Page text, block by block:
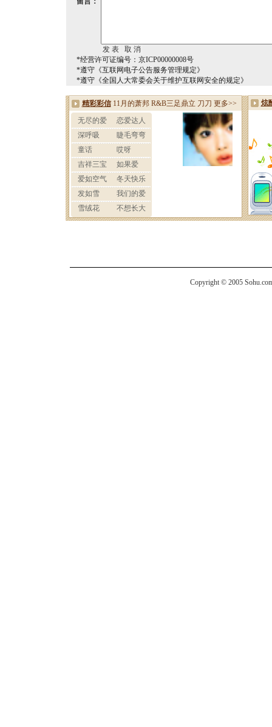
*经营许可证编号：京ICP00000008号
*遵守《互联网电子公告服务管理规定》
*遵守《全国人大常委会关于维护互联网安全的规定》
Copyright © 2005